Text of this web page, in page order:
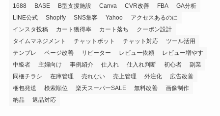
1688 BASE B型支援施設 Canva CVR改善 FBA
GA分析
LINE公式
Shopify SNS集客 Yahoo
アクセスあるのに
インスタ投稿
カート獲得率 カート落ち
クーポン設計
タイムマネジメント
チャットボット チャット対応
ツール活用
テンプレ
ページ改善 リピーター レビュー依頼
レビュー増やす
中級者
主婦向け 事例紹介 仕入れ 仕入れ判断 初心者
副業
同梱チラシ
在庫管理 売れない 売上管理 外注化
広告改善
梱包発送
検索順位 楽天スーパーSALE 無料改善
画像制作
納品
返品対応